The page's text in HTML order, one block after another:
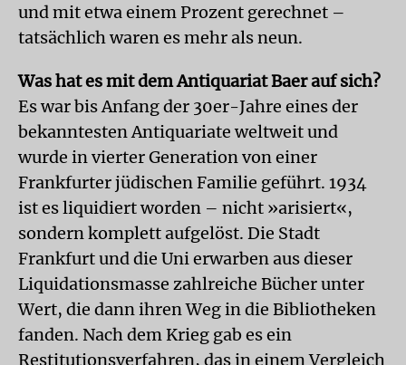
und mit etwa einem Prozent gerechnet –
tatsächlich waren es mehr als neun.
Was hat es mit dem Antiquariat Baer auf sich?
Es war bis Anfang der 30er-Jahre eines der
bekanntesten Antiquariate weltweit und
wurde in vierter Generation von einer
Frankfurter jüdischen Familie geführt. 1934
ist es liquidiert worden – nicht »arisiert«,
sondern komplett aufgelöst. Die Stadt
Frankfurt und die Uni erwarben aus dieser
Liquidationsmasse zahlreiche Bücher unter
Wert, die dann ihren Weg in die Bibliotheken
fanden. Nach dem Krieg gab es ein
Restitutionsverfahren, das in einem Vergleich